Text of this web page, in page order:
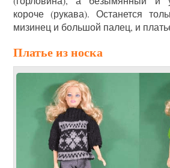
короче (рукава). Останется
мизинец и большой палец, и
Платье из носка